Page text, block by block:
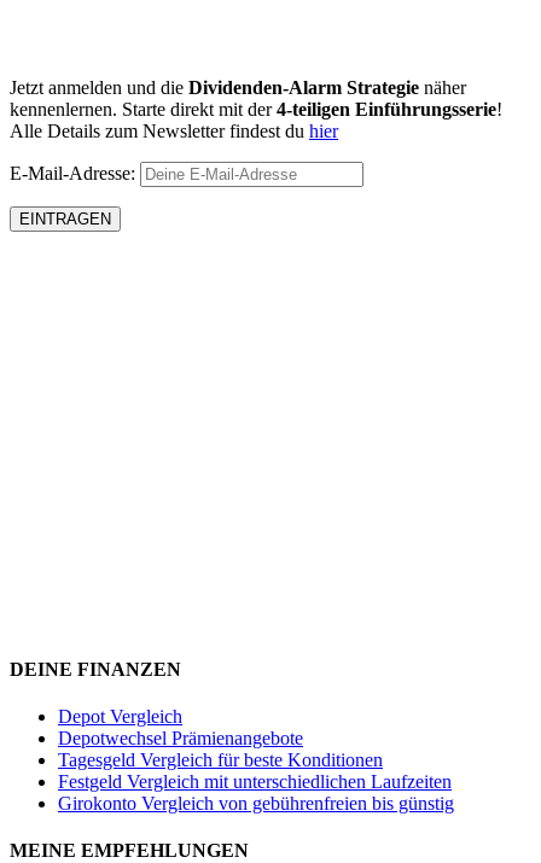
Jetzt anmelden und die Dividenden-Alarm Strategie näher
kennenlernen. Starte direkt mit der4-teiligen Einführungsserie!
Alle Details zum Newsletter findest du hier
E-Mail-Adresse:
DEINE FINANZEN
Depot Vergleich
Depotwechsel Prämienangebote
Tagesgeld Vergleich für beste Konditionen
Festgeld Vergleich mit unterschiedlichen Laufzeiten
Girokonto Vergleich von gebührenfreien bis günstig
MEINE EMPFEHLUNGEN